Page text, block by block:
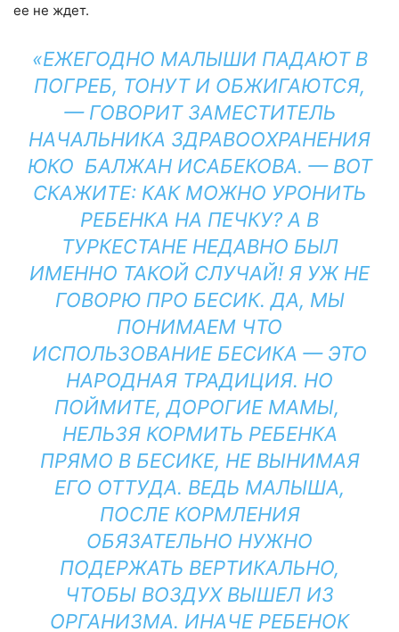
ее не ждет.
«ЕЖЕГОДНО МАЛЫШИ ПАДАЮТ В
ПОГРЕБ, ТОНУТ И ОБЖИГАЮТСЯ,
— ГОВОРИТ ЗАМЕСТИТЕЛЬ
НАЧАЛЬНИКА ЗДРАВООХРАНЕНИЯ
ЮКО БАЛЖАН ИСАБЕКОВА. — ВОТ
СКАЖИТЕ: КАК МОЖНО УРОНИТЬ
РЕБЕНКА НА ПЕЧКУ? А В
ТУРКЕСТАНЕ НЕДАВНО БЫЛ
ИМЕННО ТАКОЙ СЛУЧАЙ! Я УЖ НЕ
ГОВОРЮ ПРО БЕСИК. ДА, МЫ
ПОНИМАЕМ ЧТО
ИСПОЛЬЗОВАНИЕ БЕСИКА — ЭТО
НАРОДНАЯ ТРАДИЦИЯ. НО
ПОЙМИТЕ, ДОРОГИЕ МАМЫ,
НЕЛЬЗЯ КОРМИТЬ РЕБЕНКА
ПРЯМО В БЕСИКЕ, НЕ ВЫНИМАЯ
ЕГО ОТТУДА. ВЕДЬ МАЛЫША,
ПОСЛЕ КОРМЛЕНИЯ
ОБЯЗАТЕЛЬНО НУЖНО
ПОДЕРЖАТЬ ВЕРТИКАЛЬНО,
ЧТОБЫ ВОЗДУХ ВЫШЕЛ ИЗ
ОРГАНИЗМА. ИНАЧЕ РЕБЕНОК